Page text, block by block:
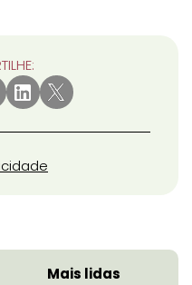
Mais lidas